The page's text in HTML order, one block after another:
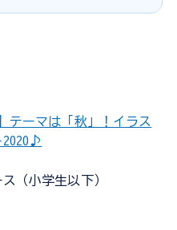
テーマは「秋」！イラス
2020♪
（小学生以下）